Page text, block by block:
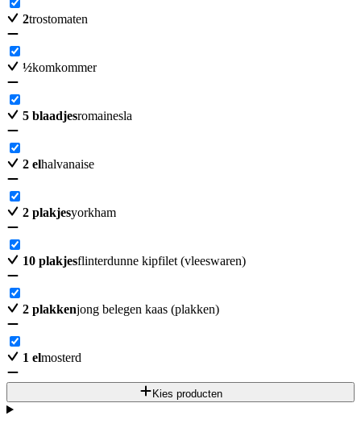
2trostomaten
½komkommer
5 blaadjesromainesla
2 elhalvanaise
2 plakjesyorkham
10 plakjesflinterdunne kipfilet (vleeswaren)
2 plakkenjong belegen kaas (plakken)
1 elmosterd
Kies producten